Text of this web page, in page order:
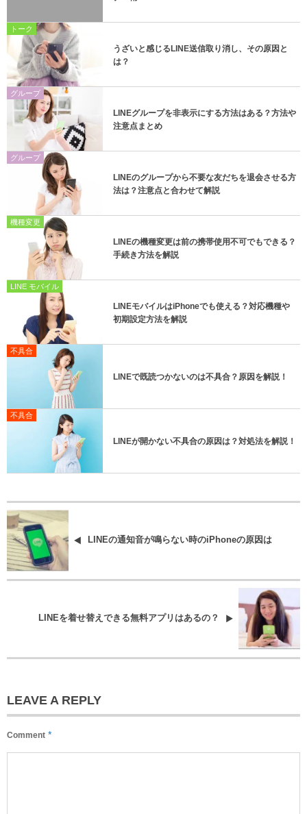
トーク
うざいと感じるLINE送信取り消し、その原因と
は？
グループ
LINEグループを非表示にする方法はある？方法や
注意点まとめ
グループ
LINEのグループから不要な友だちを退会させる方
法は？注意点と合わせて解説
機種変更
LINEの機種変更は前の携帯使用不可でもできる？
手続き方法を解説
LINE モバイル
LINEモバイルはiPhoneでも使える？対応機種や
初期設定方法を解説
不具合
LINEで既読つかないのは不具合？原因を解説！
不具合
LINEが開かない不具合の原因は？対処法を解説！
LINEの通知音が鳴らない時のiPhoneの原因は
LINEを着せ替えできる無料アプリはあるの？
LEAVE A REPLY
Comment *